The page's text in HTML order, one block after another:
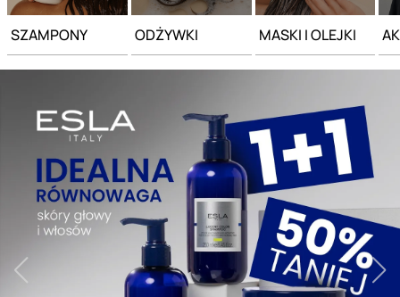
SZAMPONY ODŻYWKI MASKI I OLEJKI